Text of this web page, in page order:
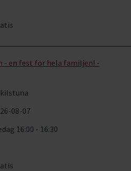
- en fest för hela familjen! -
08-07
16:00 - 16:30